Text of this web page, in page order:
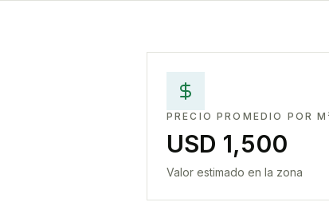
PRECIO PROMEDIO POR
USD 1,500
Valor estimado en la zona